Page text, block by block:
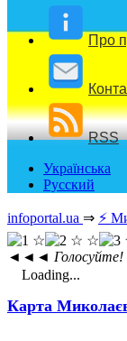
Про
RSS
Українська
Русский
infoportal.ua ⇒ ⚡
◄◄◄ Голосуйте!
Loading...
Карта